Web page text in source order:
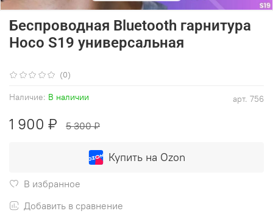
(0)
арт. 756
Наличие: В наличии
Беспроводная Bluetooth гарнитура
Hoco S19 универсальная
1 900 ₽ 5 300 ₽
Купить на Ozon
В избранное
Добавить в сравнение